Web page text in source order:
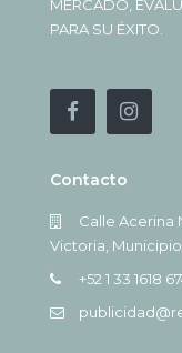
MERCADO,
PARA SU ÉXITO.
Contacto
Calle Acerina
Victoria,
+52 1 33 1618